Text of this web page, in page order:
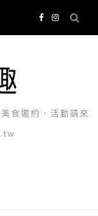
食邀約．活動請來